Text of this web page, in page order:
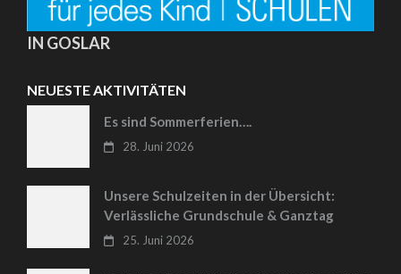
IN GOSLAR
NEUESTE AKTIVITÄTEN
Es sind Sommerferien….
28. Juni 2026
Unsere Schulzeiten in der Übersicht:
Verlässliche Grundschule & Ganztag
25. Juni 2026